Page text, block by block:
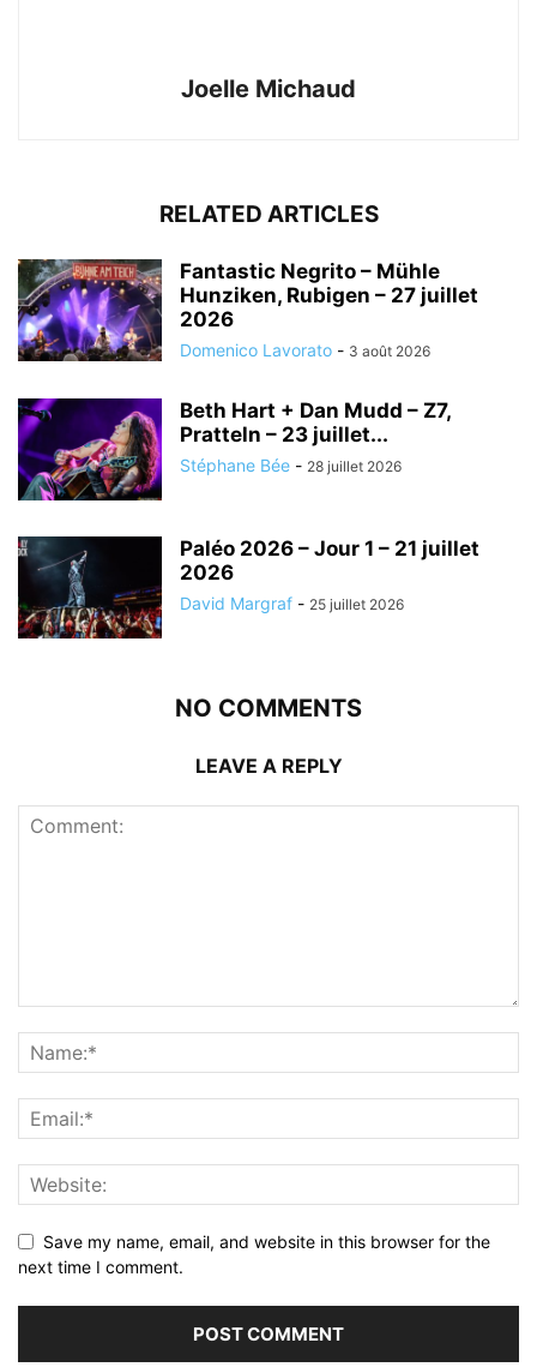
Joelle Michaud
RELATED ARTICLES
Fantastic Negrito – Mühle
Hunziken, Rubigen – 27 juillet
2026
Domenico Lavorato - 3 août 2026
Beth Hart + Dan Mudd – Z7,
Pratteln – 23 juillet...
Stéphane Bée - 28 juillet 2026
Paléo 2026 – Jour 1 – 21 juillet
2026
David Margraf - 25 juillet 2026
NO COMMENTS
LEAVE A REPLY
Save my name, email, and website in this browser for the
next time I comment.